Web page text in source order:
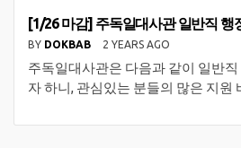
[1/26 마감] 주독일대사관 일반직 행
BY DOKBAB 2 YEARS AGO
주독일대사관은 다음과 같이 일반
자 하니, 관심있는 분들의 많은 지원